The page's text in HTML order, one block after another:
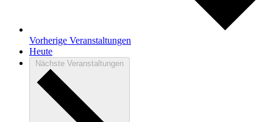
Vorherige Veranstaltungen
Heute
Nächste Veranstaltungen